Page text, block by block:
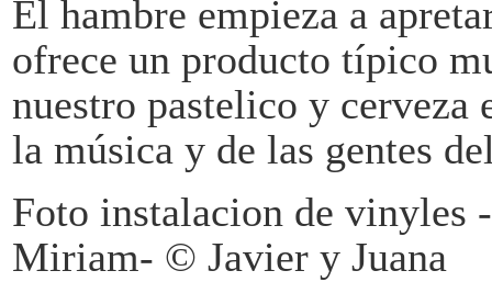
El hambre empieza a
ofrece un producto típico
nuestro pastelico y cerveza
la música y de las gentes
Foto instalacion de vinyles
Miriam- © Javier y Juana